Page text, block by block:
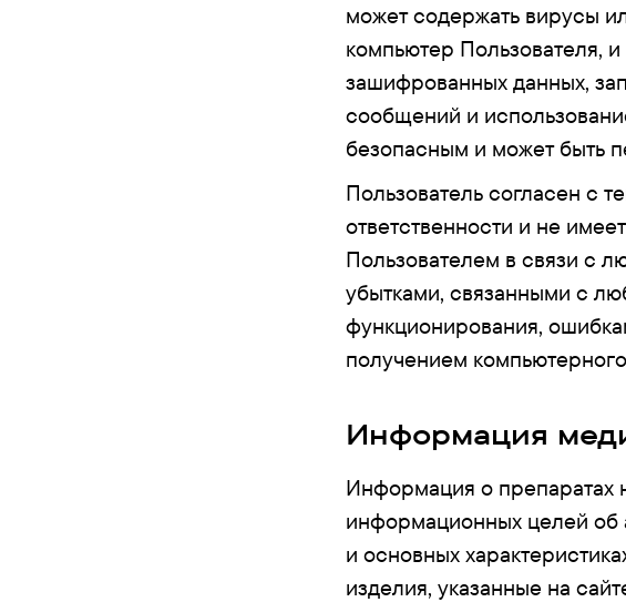
может содержать вирусы
компьютер Пользователя,
зашифрованных данных,
сообщений и
безопасным и может быть
Пользователь согласен с
ответственности и не
Пользователем в связи с
убытками, связанными с
функционирования,
получением
Информация
Информация о препаратах
информационных целей об
и основных
изделия, указанные на